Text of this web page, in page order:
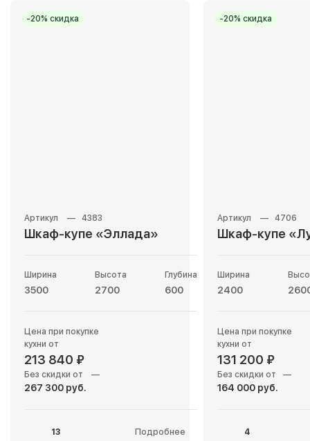
-20% скидка
4383
Шкаф-купе «Эллада»
Ширина
3500
Высота
2700
Глубина
600
Цена при покупке
кухни от
213 840 ₽
Без скидки от —
267 300 руб.
13 Подробнее
-20% скидка
4706
Шкаф-купе
Ширина
2400
Цена при покупке
кухни от
131 200 ₽
Без скидки от —
164 000 руб.
4